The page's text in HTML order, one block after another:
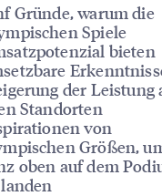
Gründe, warum die
Spiele
bieten
der Leistung
Standorten
von
Größen,
oben auf dem